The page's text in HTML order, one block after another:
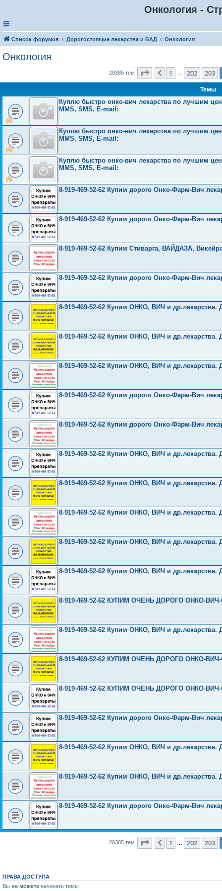
Онкология -
Список форумов Дорогостоящие лекарства и БАД Онкология
Онкология
20385 тем Страница 204из 816
Пред.
1 202 203
Темы
Куплю быстро онко-вич лекарства по лучшим
MMS, SMS, E-mail:
Куплю быстро онко-вич лекарства по лучшим
MMS, SMS, E-mail:
Куплю быстро онко-вич лекарства по лучшим
MMS, SMS, E-mail:
8-919-469-52-62 Купим дорого Онко-Фарм-Вич
8-919-469-52-62 Купим дорого Онко-Фарм-Вич
8-919-469-52-62 Купим Стиварга, ВАЙДАЗА,
8-919-469-52-62 Купим дорого Онко-Фарм-Вич
8-919-469-52-62 Купим ОНКО, ВИЧ и др.лекарства.
8-919-469-52-62 Купим ОНКО, ВИЧ и др.лекарства.
8-919-469-52-62 Купим ОНКО, ВИЧ и др.лекарства.
8-919-469-52-62 Купим дорого Онко-Фарм-Вич
8-919-469-52-62 Купим дорого Онко-Фарм-Вич
8-919-469-52-62 Купим ОНКО, ВИЧ и др.лекарства.
8-919-469-52-62 Купим ОНКО, ВИЧ и др.лекарства.
8-919-469-52-62 Купим ОНКО, ВИЧ и др.лекарства.
8-919-469-52-62 Купим ОНКО, ВИЧ и др.лекарства.
8-919-469-52-62 Купим ОНКО, ВИЧ и др.лекарства.
8-919-469-52-62 КУПИМ ОЧЕНЬ ДОРОГО ОНКО-
8-919-469-52-62 Купим ОНКО, ВИЧ и др.лекарства.
8-919-469-52-62 КУПИМ ОЧЕНЬ ДОРОГО ОНКО-
8-919-469-52-62 КУПИМ ОЧЕНЬ ДОРОГО ОНКО-
8-919-469-52-62 Купим дорого Онко-Фарм-Вич
8-919-469-52-62 Купим ОНКО, ВИЧ и др.лекарства.
8-919-469-52-62 Купим ОНКО, ВИЧ и др.лекарства.
8-919-469-52-62 Купим дорого Онко-Фарм-Вич
20385 тем Страница 204из 816
Пред.
1 202 203
ПРАВА ДОСТУПА
Вы не можете начинать темы